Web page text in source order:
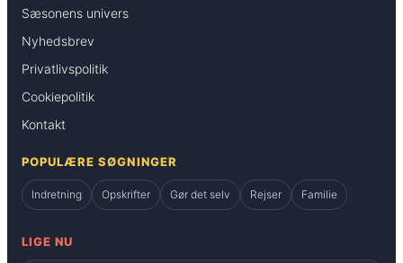
Sæsonens univers
Nyhedsbrev
Privatlivspolitik
Cookiepolitik
Kontakt
POPULÆRE SØGNINGER
Indretning Opskrifter Gør det selv Rejser Familie
LIGE NU